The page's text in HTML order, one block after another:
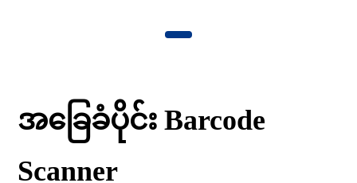
အခြေခံပိုင်း Barcode
Scanner